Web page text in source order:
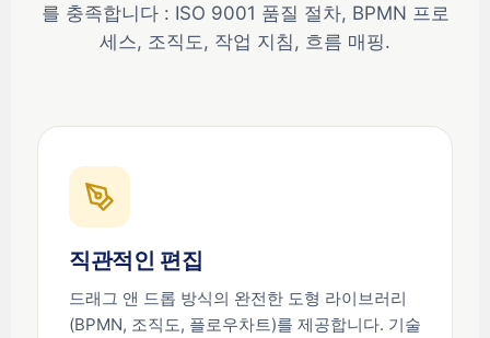
를 충족합니다 : ISO 9001 품질 절차, BPMN 프로
세스, 조직도, 작업 지침, 흐름 매핑.
직관적인 편집
드래그 앤 드롭 방식의 완전한 도형 라이브러리
(BPMN, 조직도, 플로우차트)를 제공합니다. 기술